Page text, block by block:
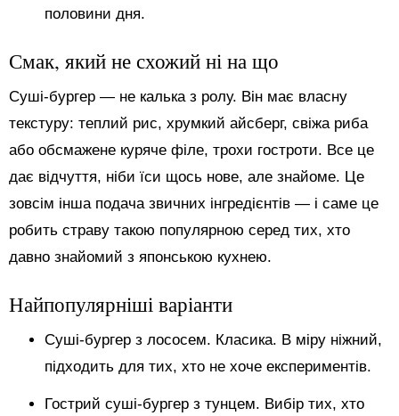
половини дня.
Смак, який не схожий ні на що
Суші-бургер — не калька з ролу. Він має власну
текстуру: теплий рис, хрумкий айсберг, свіжа риба
або обсмажене куряче філе, трохи гостроти. Все це
дає відчуття, ніби їси щось нове, але знайоме. Це
зовсім інша подача звичних інгредієнтів — і саме це
робить страву такою популярною серед тих, хто
давно знайомий з японською кухнею.
Найпопулярніші варіанти
Суші-бургер з лососем. Класика. В міру ніжний,
підходить для тих, хто не хоче експериментів.
Гострий суші-бургер з тунцем. Вибір тих, хто